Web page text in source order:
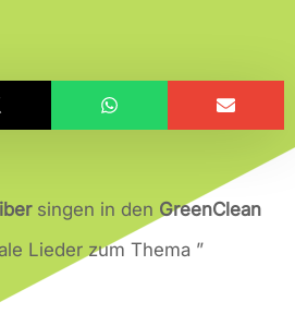
singen in den GreenClean
Lieder zum Thema ”